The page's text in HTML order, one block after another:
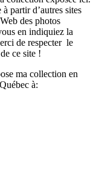
partir d’autres sites
des photos
en indiquiez la
de respecter le
ce site !
ma collection en
à: